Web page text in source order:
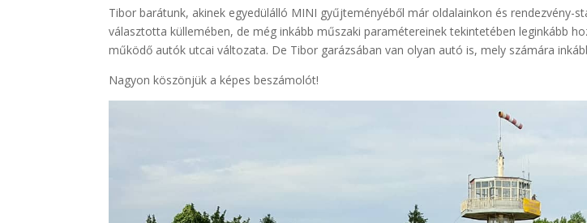
Tibor barátunk, akinek egyedülálló MINI gyűjteményéből már oldalainkon és
választotta küllemében, de még inkább műszaki paramétereinek tekintetében leginkább
működő autók utcai változata. De Tibor garázsában van olyan autó is, mely számára
Nagyon köszönjük a képes beszámolót!